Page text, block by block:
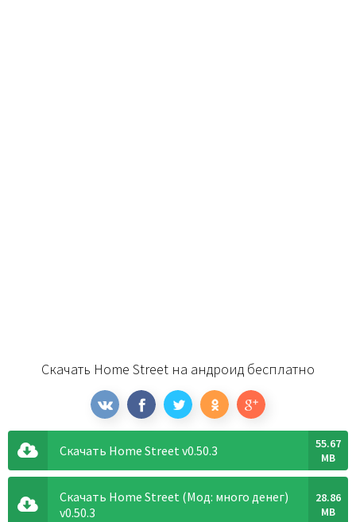
Скачать Home Street на андроид бесплатно
Скачать Home Street v0.50.3
55.67
MB
Скачать Home Street (Мод: много денег)
v0.50.3
28.86
MB